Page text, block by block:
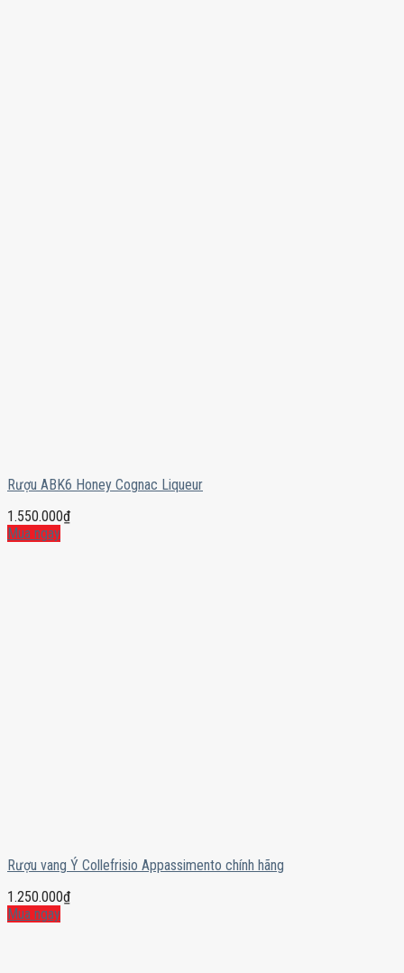
Rượu ABK6 Honey Cognac Liqueur
1.550.000₫
Mua ngay
Rượu vang Ý Collefrisio Appassimento chính hãng
1.250.000₫
Mua ngay